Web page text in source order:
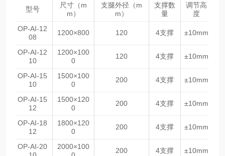
型号
尺寸（m
m）
支腿外径（m
m）
支撑数
量
调节高
度
OP-AI-12
08
1200×800 120 4支撑 ±10mm
OP-AI-12
10
1200×100
0
120 4支撑 ±10mm
OP-AI-15
10
1500×100
0
200 4支撑 ±10mm
OP-AI-15
12
1500×120
0
200 4支撑 ±10mm
OP-AI-18
12
1800×120
0
200 4支撑 ±10mm
OP-AI-20
2000×100
200 4支撑 ±10mm